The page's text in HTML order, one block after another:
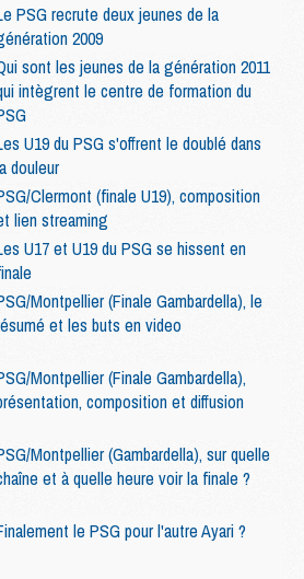
PSG recrute deux jeunes de la
2009
sont les jeunes de la génération 2011
intègrent le centre de formation du
U19 du PSG s'offrent le doublé dans
douleur
Clermont (finale U19), composition
lien streaming
U17 et U19 du PSG se hissent en
Montpellier (Finale Gambardella), le
et les buts en video
Montpellier (Finale Gambardella),
composition et diffusion
Montpellier (Gambardella), sur quelle
et à quelle heure voir la finale ?
le PSG pour l'autre Ayari ?